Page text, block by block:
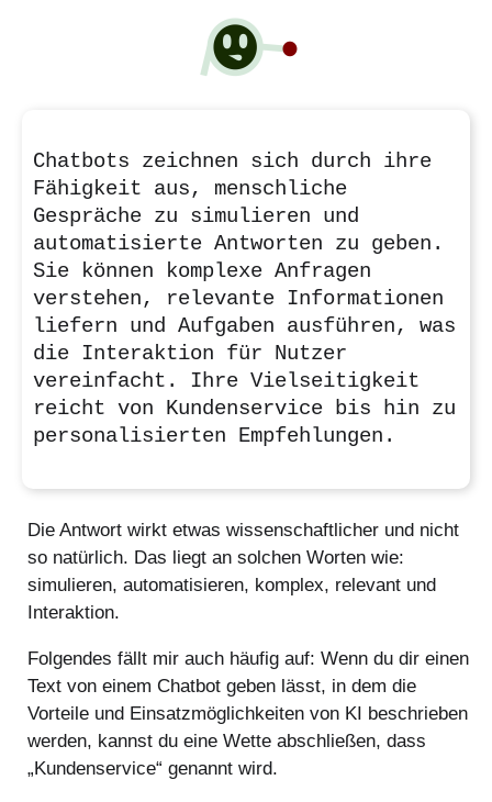
Chatbots zeichnen sich durch ihre
Fähigkeit aus, menschliche
Gespräche zu simulieren und
automatisierte Antworten zu geben.
Sie können komplexe Anfragen
verstehen, relevante Informationen
liefern und Aufgaben ausführen, was
die Interaktion für Nutzer
vereinfacht. Ihre Vielseitigkeit
reicht von Kundenservice bis hin zu
personalisierten Empfehlungen.
Die Antwort wirkt etwas wissenschaftlicher und nicht
so natürlich. Das liegt an solchen Worten wie:
simulieren, automatisieren, komplex, relevant und
Interaktion.
Folgendes fällt mir auch häufig auf: Wenn du dir einen
Text von einem Chatbot geben lässt, in dem die
Vorteile und Einsatzmöglichkeiten von KI beschrieben
werden, kannst du eine Wette abschließen, dass
„Kundenservice“ genannt wird.